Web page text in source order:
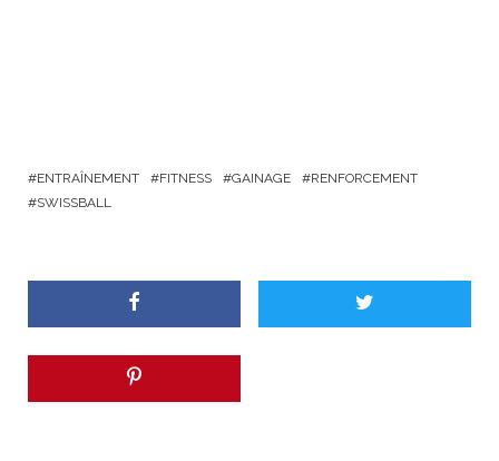
ENTRAÎNEMENT FITNESS GAINAGE
RENFORCEMENT
SWISSBALL